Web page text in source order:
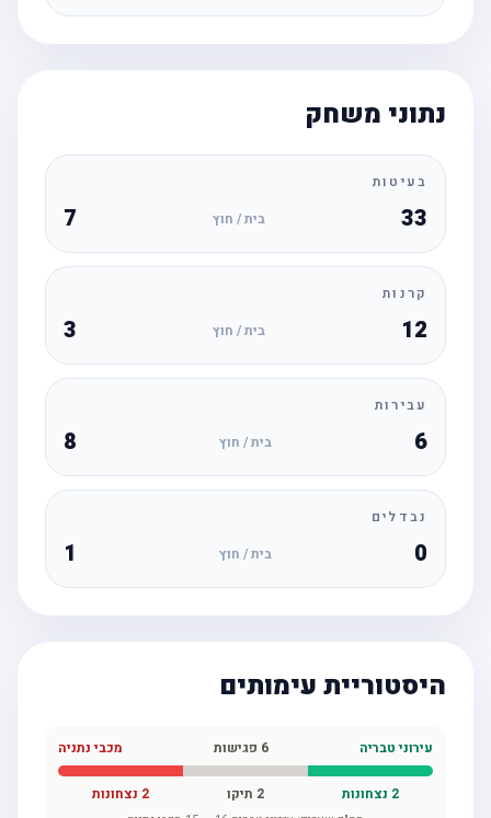
נתוני משחק
בעיטות
33 בית / חוץ
קרנות
12 בית / חוץ
עבירות
בית / חוץ
נבדלים
בית / חוץ
היסטוריית עימותים
עירוני טבריה פגישות מכבי נתניה
נצחונות תיקו נצחונות